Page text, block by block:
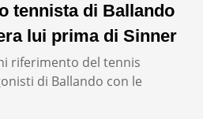
tennista di Ballando
lui prima di Sinner
riferimento del tennis
di Ballando con le